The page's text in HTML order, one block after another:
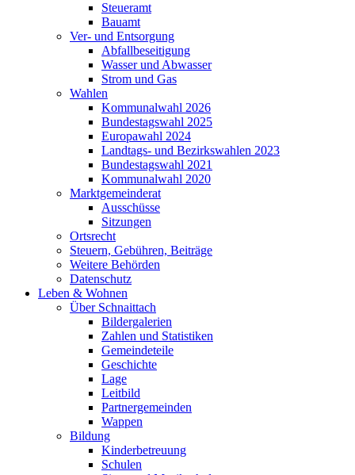
Steueramt
Bauamt
Ver- und Entsorgung
Abfallbeseitigung
Wasser und Abwasser
Strom und Gas
Wahlen
Kommunalwahl 2026
Bundestagswahl 2025
Europawahl 2024
Landtags- und Bezirkswahlen 2023
Bundestagswahl 2021
Kommunalwahl 2020
Marktgemeinderat
Ausschüsse
Sitzungen
Ortsrecht
Steuern, Gebühren, Beiträge
Weitere Behörden
Datenschutz
Leben & Wohnen
Über Schnaittach
Bildergalerien
Zahlen und Statistiken
Gemeindeteile
Geschichte
Lage
Leitbild
Partnergemeinden
Wappen
Bildung
Kinderbetreuung
Schulen